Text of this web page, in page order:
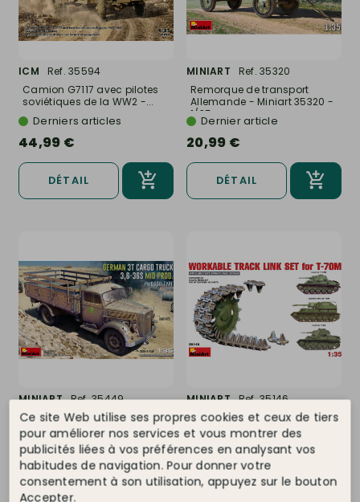
ICM
Ref. 35594
Camion G7117 avec pilotes
soviétiques de la WW2 -...
Derniers articles
44,99 €
DÉTAIL
MINIART
Ref. 35320
Remorque de transport
Allemande - Miniart 35320 -
1/35Dernier article
20,99 €
DÉTAIL
MINIART Ref. 35449
Camion de transport
Allemand 3t, 3,6-36s Mid
prod....
Derniers articles
48,99 €
MINIART Ref. 35146
Kit de maillons de chaîne
simples T-70M - Miniart...
Derniers articles
10,99 €
Ce site Web utilise ses propres cookies et ceux de tiers
pour améliorer nos services et vous montrer des
publicités liées à vos préférences en analysant vos
habitudes de navigation. Pour donner votre
consentement à son utilisation, appuyez sur le bouton
Accepter.